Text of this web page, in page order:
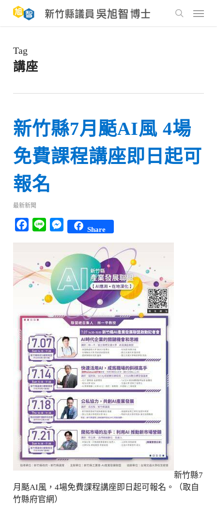
main
Menu
Tag
講座
新竹縣7月颳AI風 4場
免費課程講座即日起可
報名
最新新聞
Facebook
Line Messenger
Share
新竹縣7
月颳AI風，4場免費課程講座即日起可報名。（取自
竹縣府官網）